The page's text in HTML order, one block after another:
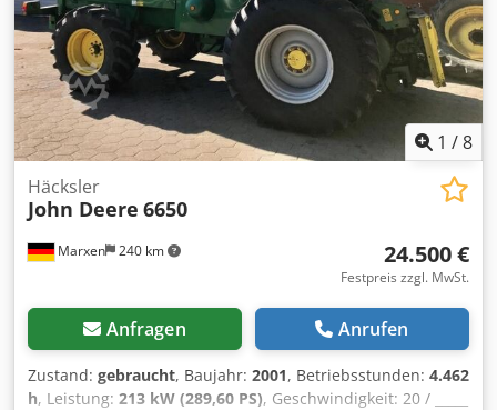
1 /8
Marxen 240 km
Häcksler
John Deere 6650
24.500 €
Festpreis zzgl. MwSt.
Anfragen Anrufen
Zustand: gebraucht, Baujahr: 2001, Betriebsstunden: 4.462
h, Leistung: 213 kW (289,60 PS), Geschwindigkeit: 20 / _____